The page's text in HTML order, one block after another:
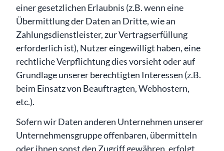
einer gesetzlichen Erlaubnis (z.B. wenn eine
Übermittlung der Daten an Dritte, wie an
Zahlungsdienstleister, zur Vertragserfüllung
erforderlich ist), Nutzer eingewilligt haben, eine
rechtliche Verpflichtung dies vorsieht oder auf
Grundlage unserer berechtigten Interessen (z.B.
beim Einsatz von Beauftragten, Webhostern,
etc.).
Sofern wir Daten anderen Unternehmen unserer
Unternehmensgruppe offenbaren, übermitteln
oder ihnen sonst den Zugriff gewähren, erfolgt